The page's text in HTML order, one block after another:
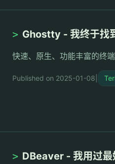
> Ghostty - 我终于找
快速、原生、功能丰富的终
Published on 2025-01-08
> DBeaver - 我用过